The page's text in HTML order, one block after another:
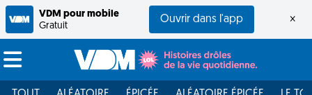
VDM pour mobile
Gratuit
Ouvrir dans l'app ×